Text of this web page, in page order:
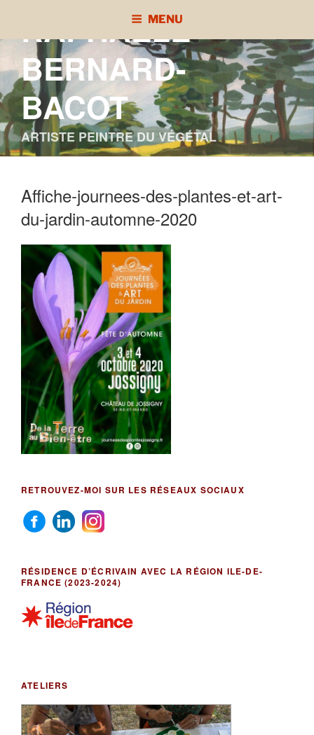
contenu
principal
RAPHAÈLE
BERNARD-
BACOT
ARTISTE PEINTRE DU VÉGÉTAL
MENU
Affiche-journees-des-plantes-et-art-
du-jardin-automne-2020
RETROUVEZ-MOI SUR LES RÉSEAUX SOCIAUX
RÉSIDENCE D’ÉCRIVAIN AVEC LA RÉGION ILE-DE-
FRANCE (2023-2024)
ATELIERS